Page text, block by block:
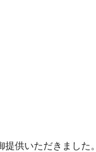
供いただきました。